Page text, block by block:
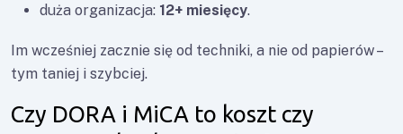
duża organizacja: 12+ miesięcy.
Im wcześniej zacznie się od techniki, a nie od papierów –
tym taniej i szybciej.
Czy DORA i MiCA to koszt czy